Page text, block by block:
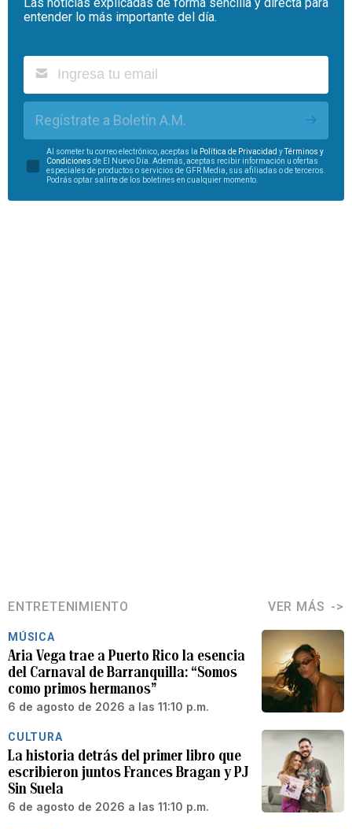
entender lo más importante del día.
Regístrate a Boletín A.M.
Al someter tu correo electrónico, aceptas la Política de Privacidad yTérminos y
Condiciones de El Nuevo Día. Además, aceptas recibir información u ofertas
especiales de productos o servicios de GFR Media, sus afiliadas o de terceros.
Podrás optar salirte de los boletines en cualquier momento.
ENTRETENIMIENTO VER MÁS
MÚSICA
Aria Vega trae a Puerto Rico la esencia
del Carnaval de Barranquilla: “Somos
como primos hermanos”
6 de agosto de 2026 a las 11:10 p.m.
CULTURA
La historia detrás del primer libro que
escribieron juntos Frances Bragan y PJ
Sin Suela
6 de agosto de 2026 a las 11:10 p.m.